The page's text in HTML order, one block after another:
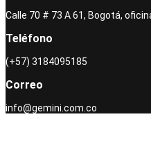
Calle 70 # 73 A 61, Bogotá,
Teléfono
(+57) 3184095185
Correo
info@gemini.com.co